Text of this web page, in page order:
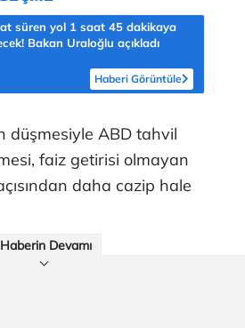
süren yol 1 saat 45 dakikaya
Bakan Uraloğlu açıkladı
Haberi Görüntüle
düşmesiyle ABD tahvil
faiz getirisi olmayan
daha cazip hale
Haberin Devamı